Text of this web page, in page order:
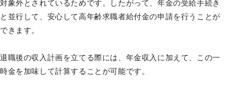
対象外とされているためです。したがって、年金の受給手続き
と並行して、安心して高年齢求職者給付金の申請を行うことが
できます。
退職後の収入計画を立てる際には、年金収入に加えて、この一
時金を加味して計算することが可能です。